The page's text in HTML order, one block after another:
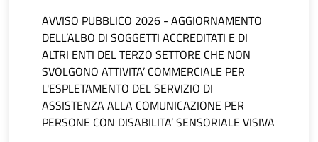
AVVISO PUBBLICO 2026 - AGGIORNAMENTO
DELL’ALBO DI SOGGETTI ACCREDITATI E DI
ALTRI ENTI DEL TERZO SETTORE CHE NON
SVOLGONO ATTIVITA’ COMMERCIALE PER
L'ESPLETAMENTO DEL SERVIZIO DI
ASSISTENZA ALLA COMUNICAZIONE PER
PERSONE CON DISABILITA’ SENSORIALE VISIVA